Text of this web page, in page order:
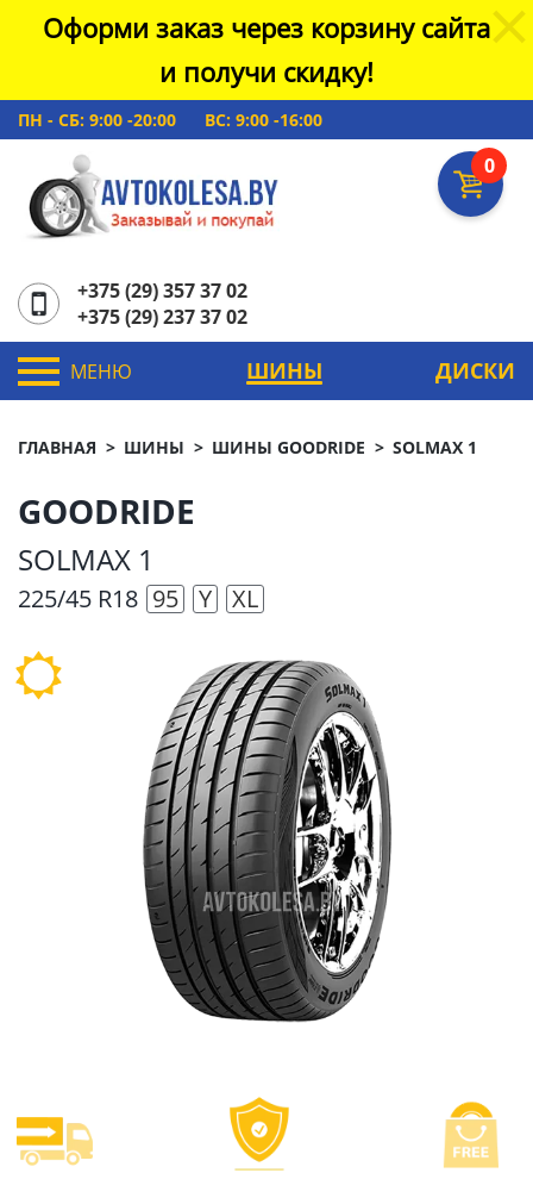
Оформи заказ через корзину сайта
и получи скидку!
ПН - СБ: 9:00 -20:00 ВС: 9:00 -16:00
0
+375 (29) 357 37 02
+375 (29) 237 37 02
МЕНЮ ШИНЫ ДИСКИ
ГЛАВНАЯ ШИНЫ ШИНЫ GOODRIDE SOLMAX 1
GOODRIDE
SOLMAX 1
225/45 R18 95 Y XL